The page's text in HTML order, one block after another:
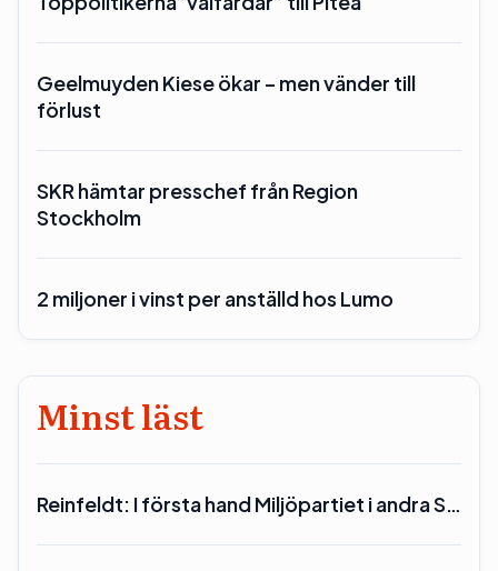
Geelmuyden Kiese ökar – men vänder till
förlust
SKR hämtar presschef från Region
Stockholm
2 miljoner i vinst per anställd hos Lumo
Minst läst
Reinfeldt: I första hand Miljöpartiet i andra S…